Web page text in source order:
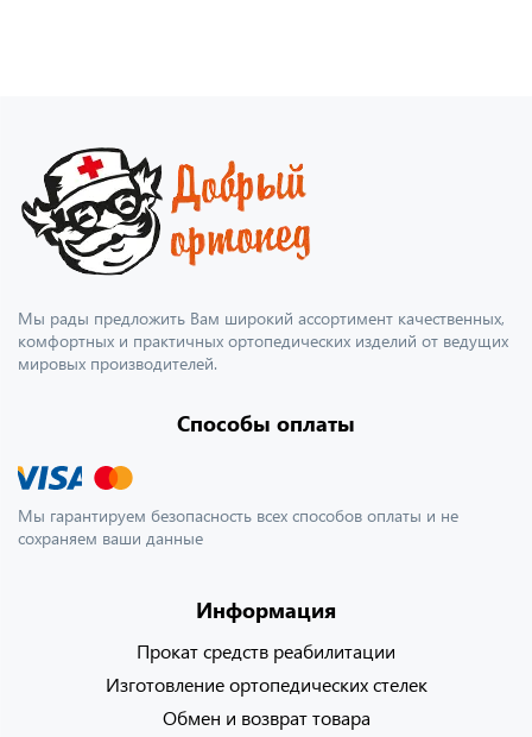
Мы рады предложить Вам широкий ассортимент качественных,
комфортных и практичных ортопедических изделий от ведущих
мировых производителей.
Способы оплаты
Мы гарантируем безопасность всех способов оплаты и не
сохраняем ваши данные
Информация
Прокат средств реабилитации
Изготовление ортопедических стелек
Обмен и возврат товара